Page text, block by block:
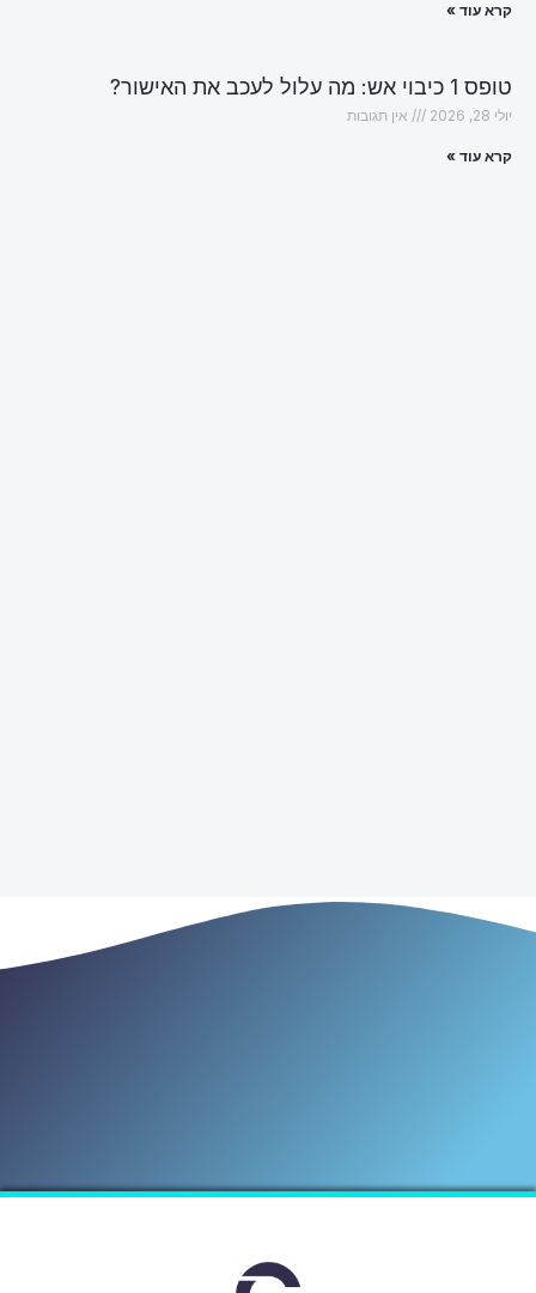
קרא עוד »
טופס 1 כיבוי אש: מה עלול לעכב את האישור?
יולי 28, 2026 אין תגובות
קרא עוד »